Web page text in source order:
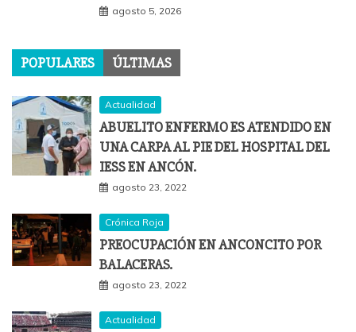
agosto 5, 2026
POPULARES ÚLTIMAS
Actualidad
ABUELITO ENFERMO ES ATENDIDO EN
UNA CARPA AL PIE DEL HOSPITAL DEL
IESS EN ANCÓN.
agosto 23, 2022
Crónica Roja
PREOCUPACIÓN EN ANCONCITO POR
BALACERAS.
agosto 23, 2022
Actualidad